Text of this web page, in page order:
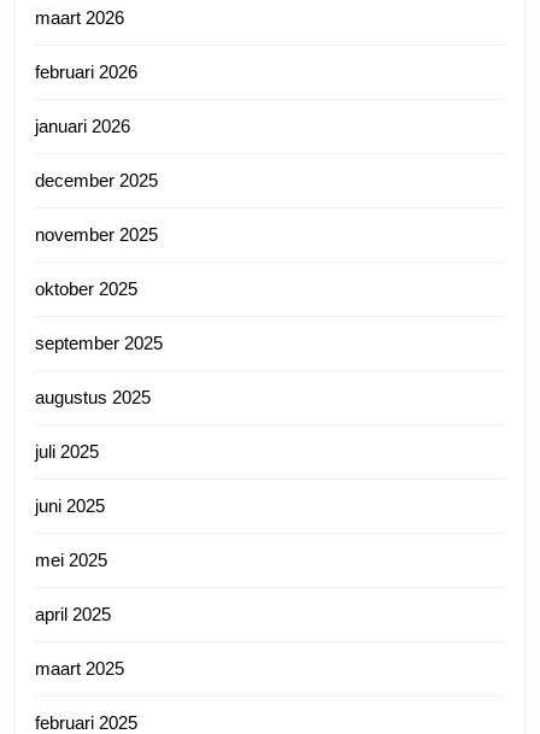
maart 2026
februari 2026
januari 2026
december 2025
november 2025
oktober 2025
september 2025
augustus 2025
juli 2025
juni 2025
mei 2025
april 2025
maart 2025
februari 2025